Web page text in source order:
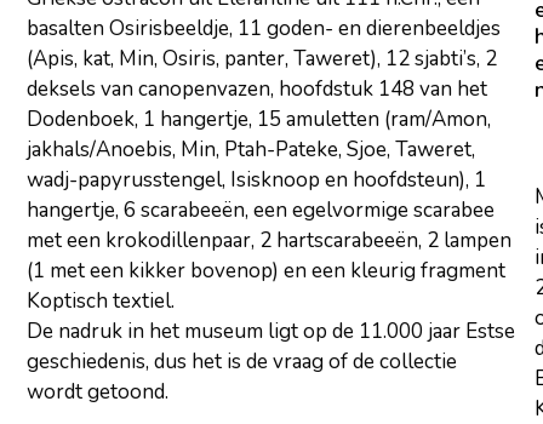
basalten Osirisbeeldje, 11 goden- en dierenbeeldjes
(Apis, kat, Min, Osiris, panter, Taweret), 12 sjabti’s, 2
deksels van canopenvazen, hoofdstuk 148 van het
Dodenboek, 1 hangertje, 15 amuletten (ram/Amon,
jakhals/Anoebis, Min, Ptah-Pateke, Sjoe, Taweret,
wadj-papyrusstengel, Isisknoop en hoofdsteun), 1
hangertje, 6 scarabeeën, een egelvormige scarabee
met een krokodillenpaar, 2 hartscarabeeën, 2 lampen
(1 met een kikker bovenop) en een kleurig fragment
Koptisch textiel.
De nadruk in het museum ligt op de 11.000 jaar Estse
geschiedenis, dus het is de vraag of de collectie
wordt getoond.